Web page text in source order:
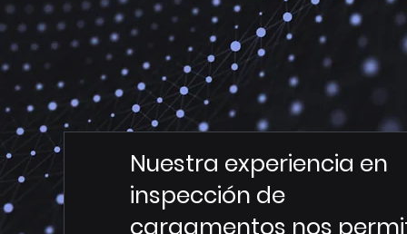
Nuestra experiencia en
inspección de
cargamentos nos